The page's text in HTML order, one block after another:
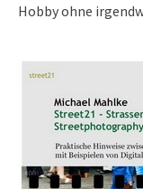
Hobby ohne